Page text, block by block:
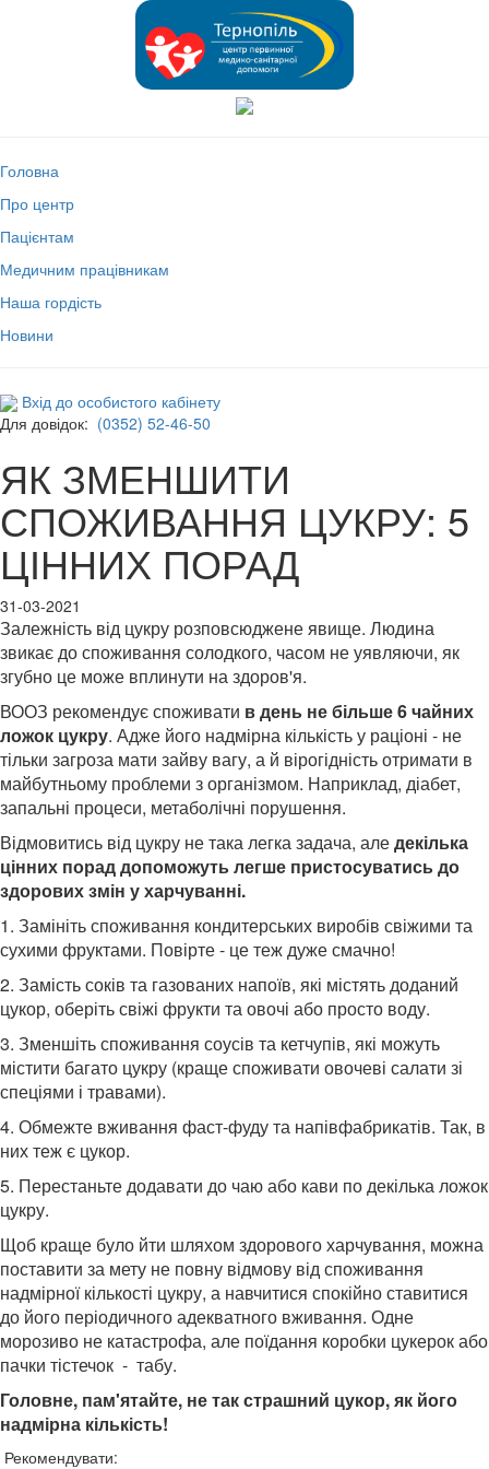
Головна
Про центр
Пацієнтам
Медичним працівникам
Наша гордість
Новини
Вхід до особистого кабінету
Для довідок: (0352) 52-46-50
ЯК ЗМЕНШИТИ
СПОЖИВАННЯ ЦУКРУ: 5
ЦІННИХ ПОРАД
31-03-2021
Залежність від цукру розповсюджене явище. Людина
звикає до споживання солодкого, часом не уявляючи, як
згубно це може вплинути на здоров'я.
ВООЗ рекомендує споживати в день не більше 6 чайних
ложок цукру. Адже його надмірна кількість у раціоні - не
тільки загроза мати зайву вагу, а й вірогідність отримати в
майбутньому проблеми з організмом. Наприклад, діабет,
запальні процеси, метаболічні порушення.
Відмовитись від цукру не така легка задача, аледекілька
цінних порад допоможуть легше пристосуватись до
здорових змін у харчуванні.
1. Замініть споживання кондитерських виробів свіжими та
сухими фруктами. Повірте - це теж дуже смачно!
2. Замість соків та газованих напоїв, які містять доданий
цукор, оберіть свіжі фрукти та овочі або просто воду.
3. Зменшіть споживання соусів та кетчупів, які можуть
містити багато цукру (краще споживати овочеві салати зі
спеціями і травами).
4. Обмежте вживання фаст-фуду та напівфабрикатів. Так, в
них теж є цукор.
5. Перестаньте додавати до чаю або кави по декілька ложок
цукру.
Щоб краще було йти шляхом здорового харчування, можна
поставити за мету не повну відмову від споживання
надмірної кількості цукру, а навчитися спокійно ставитися
до його періодичного адекватного вживання. Одне
морозиво не катастрофа, але поїдання коробки цукерок або
пачки тістечок - табу.
Головне, пам'ятайте, не так страшний цукор, як його
надмірна кількість!
Рекомендувати: